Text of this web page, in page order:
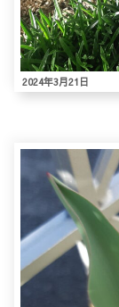
2024年3月21日